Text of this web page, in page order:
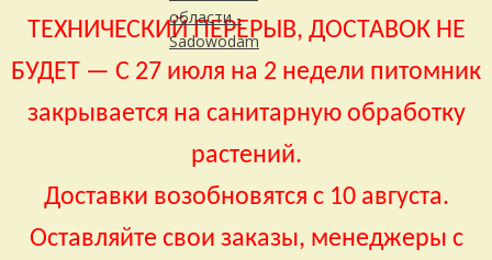
ТЕХНИЧЕСКИЙ ПЕРЕРЫВ, ДОСТАВОК НЕ
БУДЕТ — С 27 июля на 2 недели питомник
закрывается на санитарную обработку
растений.
Доставки возобновятся с 10 августа.
Оставляйте свои заказы, менеджеры с